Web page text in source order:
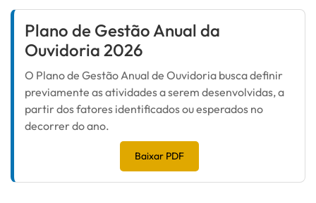
Plano de Gestão Anual da
Ouvidoria 2026
O Plano de Gestão Anual de Ouvidoria busca definir
previamente as atividades a serem desenvolvidas, a
partir dos fatores identificados ou esperados no
decorrer do ano.
Baixar PDF